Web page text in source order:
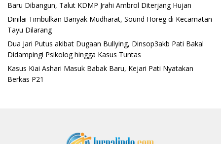
Baru Dibangun, Talut KDMP Jrahi Ambrol Diterjang Hujan
Dinilai Timbulkan Banyak Mudharat, Sound Horeg di Kecamatan
Tayu Dilarang
Dua Jari Putus akibat Dugaan Bullying, Dinsop3akb Pati Bakal
Didampingi Psikolog hingga Kasus Tuntas
Kasus Kiai Ashari Masuk Babak Baru, Kejari Pati Nyatakan
Berkas P21